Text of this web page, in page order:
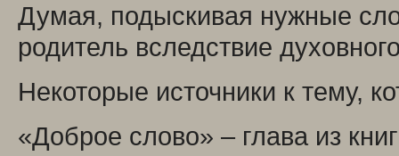
Думая, подыскивая нужные
родитель вследствие
Некоторые источники к тему,
«Доброе слово» – глава из